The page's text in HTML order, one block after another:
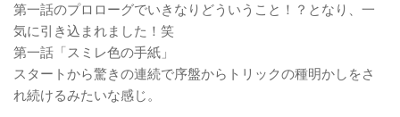
第一話のプロローグでいきなりどういうこと！？となり、一
気に引き込まれました！笑
第一話「スミレ色の手紙」
スタートから驚きの連続で序盤からトリックの種明かしをさ
れ続けるみたいな感じ。